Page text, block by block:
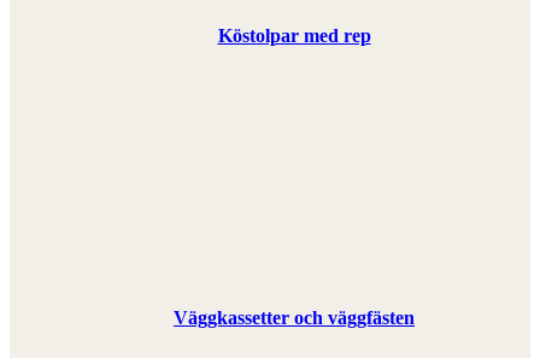
Köstolpar med rep
Väggkassetter och väggfästen